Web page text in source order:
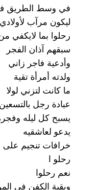
في وسط الطريق
ليكون مرآب لأولادي
رحلوا بما لايكفي
سبقهم آذان الفجر
وأدعية فاجر زاني
ولدته أمرأة تقية
ما كانت لتزني لولا
عبادة رجل بالتسعين
يسبح كل ليله
يدعو لعاشقيه
خرافات تنجيم على
رحلو ا
نعم رحلوا
وبقية الكفن في